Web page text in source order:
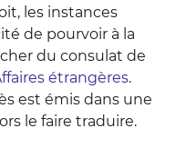
les instances
de pourvoir à la
du consulat de
étrangères.
est émis dans une
le faire traduire.